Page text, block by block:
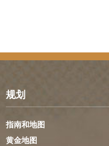
规划
指南和地图
黄金地图